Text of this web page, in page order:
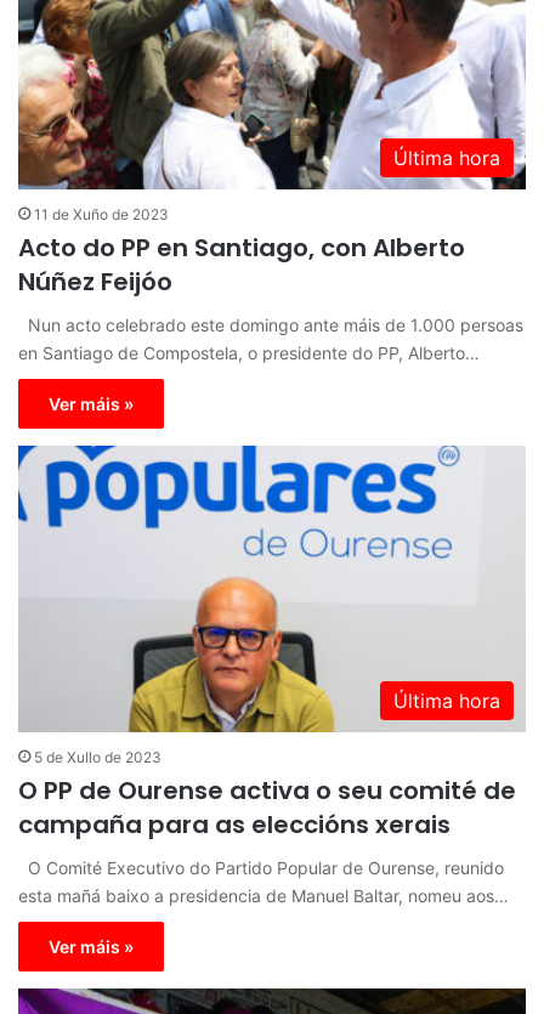
Última hora
11 de Xuño de 2023
Acto do PP en Santiago, con Alberto
Núñez Feijóo
Nun acto celebrado este domingo ante máis de 1.000 persoas
en Santiago de Compostela, o presidente do PP, Alberto…
Ver máis »
Última hora
5 de Xullo de 2023
O PP de Ourense activa o seu comité de
campaña para as eleccións xerais
O Comité Executivo do Partido Popular de Ourense, reunido
esta mañá baixo a presidencia de Manuel Baltar, nomeu aos…
Ver máis »